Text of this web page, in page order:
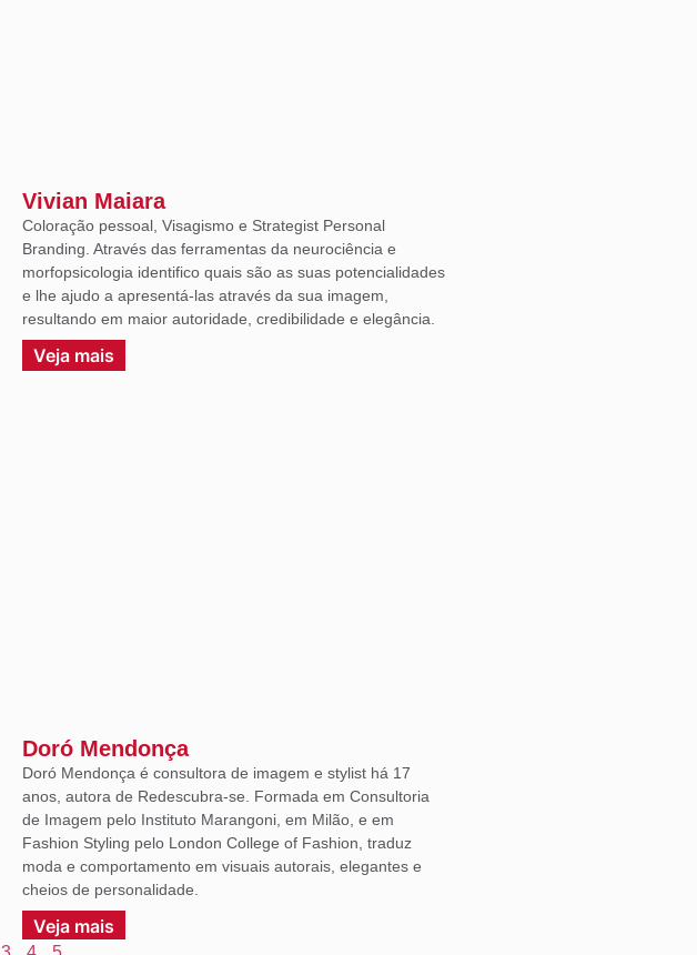
Vivian Maiara
Coloração pessoal, Visagismo e Strategist Personal
Branding. Através das ferramentas da neurociência e
morfopsicologia identifico quais são as suas potencialidades
e lhe ajudo a apresentá-las através da sua imagem,
resultando em maior autoridade, credibilidade e elegância.
Veja mais
Doró Mendonça
Doró Mendonça é consultora de imagem e stylist há 17
anos, autora de Redescubra-se. Formada em Consultoria
de Imagem pelo Instituto Marangoni, em Milão, e em
Fashion Styling pelo London College of Fashion, traduz
moda e comportamento em visuais autorais, elegantes e
cheios de personalidade.
Veja mais